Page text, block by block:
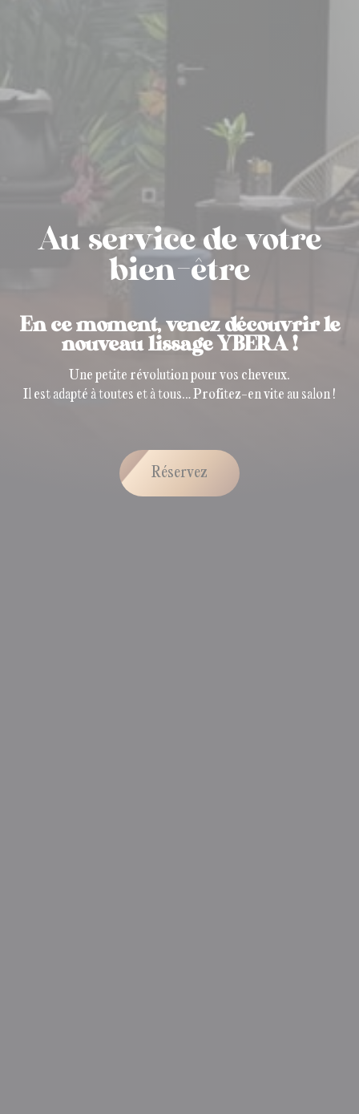
Au service de votre
bien-être
En ce moment, venez découvrir le
nouveau lissage YBERA !
Une petite révolution pour vos cheveux.
Il est adapté à toutes et à tous… Profitez-en vite au salon !
Réservez